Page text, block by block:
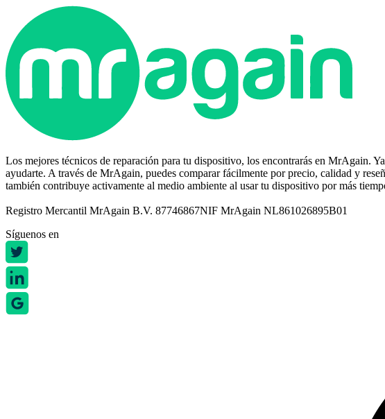
Los mejores técnicos de reparación para tu dispositivo, los encontrarás en MrAgain.
ayudarte. A través de MrAgain, puedes comparar fácilmente por precio, calidad y
también contribuye activamente al medio ambiente al usar tu dispositivo por más
Registro Mercantil MrAgain B.V. 87746867NIF MrAgain NL861026895B01
Síguenos en